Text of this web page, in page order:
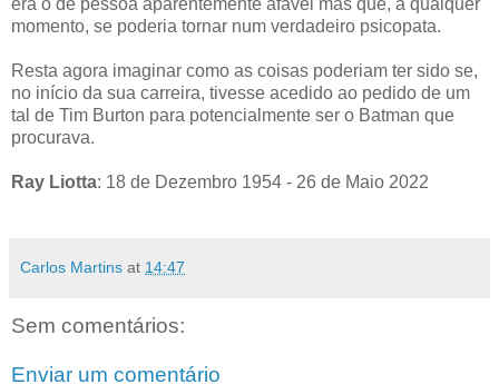
era o de pessoa aparentemente afável mas que, a qualquer
momento, se poderia tornar num verdadeiro psicopata.
Resta agora imaginar como as coisas poderiam ter sido se,
no início da sua carreira, tivesse acedido ao pedido de um
tal de Tim Burton para potencialmente ser o Batman que
procurava.
Ray Liotta: 18 de Dezembro 1954 - 26 de Maio 2022
Carlos Martins at 14:47
Sem comentários:
Enviar um comentário